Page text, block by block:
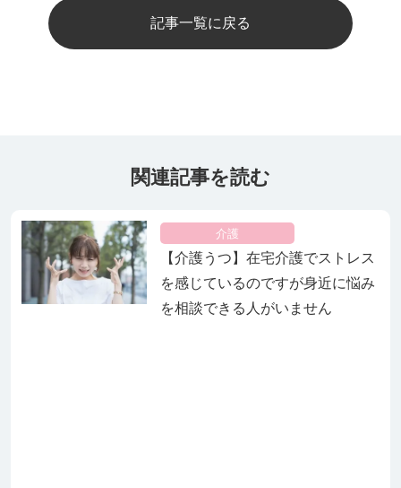
記事一覧に戻る
関連記事を読む
介護
【介護うつ】在宅介護でストレス
を感じているのですが身近に悩み
を相談できる人がいません